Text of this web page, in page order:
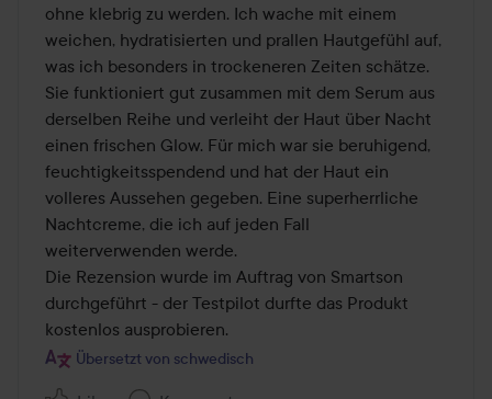
ohne klebrig zu werden. Ich wache mit einem
weichen, hydratisierten und prallen Hautgefühl auf,
was ich besonders in trockeneren Zeiten schätze.
Sie funktioniert gut zusammen mit dem Serum aus
derselben Reihe und verleiht der Haut über Nacht
einen frischen Glow. Für mich war sie beruhigend,
feuchtigkeitsspendend und hat der Haut ein
volleres Aussehen gegeben. Eine superherrliche
Nachtcreme, die ich auf jeden Fall
weiterverwenden werde.
Die Rezension wurde im Auftrag von Smartson
durchgeführt - der Testpilot durfte das Produkt
Übersetzt von schwedisch